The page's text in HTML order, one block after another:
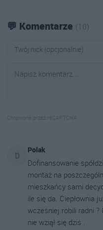
💬 Komentarze (10)
Chronione przez reCAPTCHA
Polak
Dofinansowanie
montaż na
mieszkańcy sami
ile się da. Ciepłownia
wcześniej robili radni ?
nie wziął się dziś .